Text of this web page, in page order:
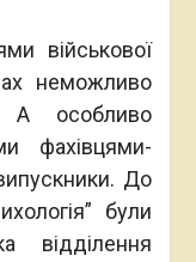
військової
неможливо
А особливо
фахівцями-
До
були
відділення